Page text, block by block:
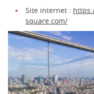
Site internet :
square.com/